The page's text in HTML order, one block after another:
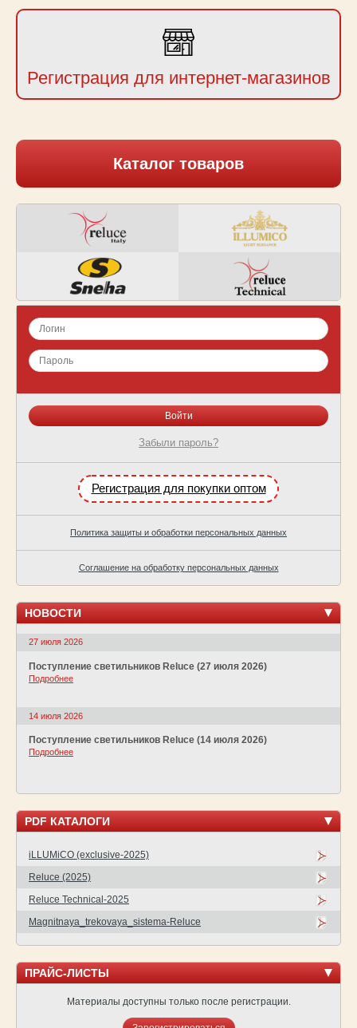
Регистрация для интернет-магазинов
Каталог товаров
Забыли пароль?
Регистрация для покупки оптом
Политика защиты и обработки персональных данных
Соглашение на обработку персональных данных
НОВОСТИ
27 июля 2026
Поступление светильников Reluce (27 июля 2026)
Подробнее
14 июля 2026
Поступление светильников Reluce (14 июля 2026)
Подробнее
PDF КАТАЛОГИ
iLLUMiCO (exclusive-2025)
Reluce (2025)
Reluce Technical-2025
Magnitnaya_trekovaya_sistema-Reluce
ПРАЙС-ЛИСТЫ
Материалы доступны только после регистрации.